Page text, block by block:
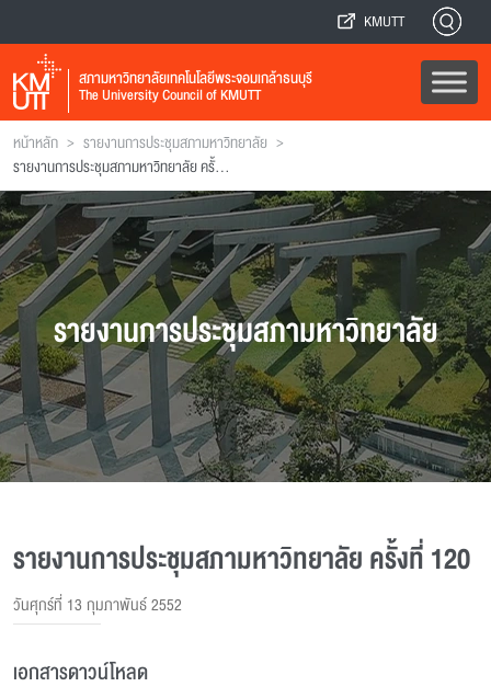
KMUTT
สภามหาวิทยาลัยเทคโนโลยีพระจอมเกล้าธนบุรี
The University Council of KMUTT
หน้าหลัก > รายงานการประชุมสภามหาวิทยาลัย >
รายงานการประชุมสภามหาวิทยาลัย ครั้งที่ 120
รายงานการประชุมสภามหาวิทยาลัย
รายงานการประชุมสภามหาวิทยาลัย ครั้งที่ 120
วันศุกร์ที่ 13 กุมภาพันธ์ 2552
เอกสารดาวน์โหลด